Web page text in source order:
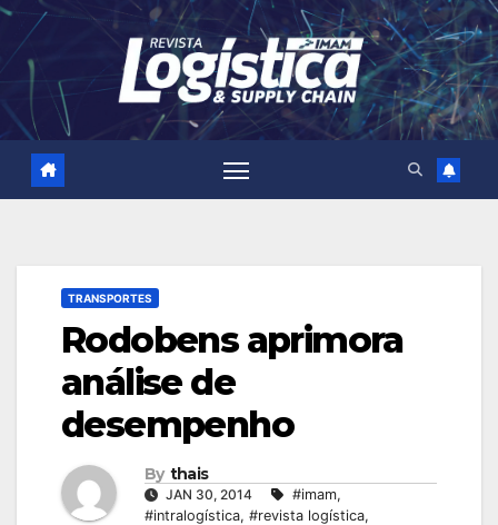
Skip
content
TRANSPORTES
Rodobens aprimora
análise de
desempenho
By thais
JAN 30, 2014 #imam,
#intralogística, #revista logística,